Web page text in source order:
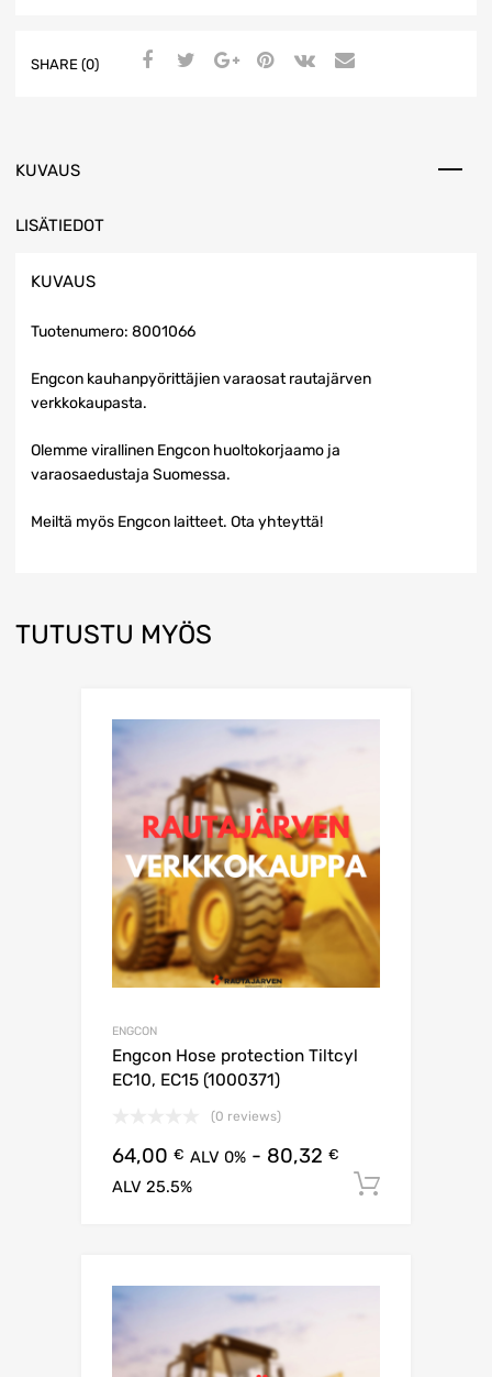
SHARE (0)
KUVAUS
LISÄTIEDOT
KUVAUS
Tuotenumero: 8001066
Engcon kauhanpyörittäjien varaosat rautajärven
verkkokaupasta.
Olemme virallinen Engcon huoltokorjaamo ja
varaosaedustaja Suomessa.
Meiltä myös Engcon laitteet. Ota yhteyttä!
TUTUSTU MYÖS
ENGCON
Engcon Hose protection Tiltcyl
EC10, EC15 (1000371)
(0 reviews)
64,00 € ALV 0% - 80,32 €
ALV 25.5%